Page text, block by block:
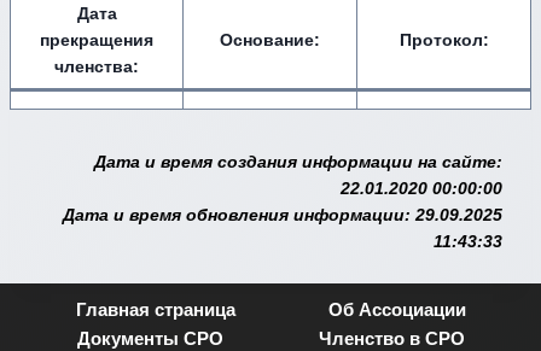
Дата
прекращения
членства:
Основание: Протокол:
Дата и время создания информации на сайте:
22.01.2020 00:00:00
Дата и время обновления информации: 29.09.2025
11:43:33
Главная страница
Об Ассоциации
Документы СРО
Членство в СРО